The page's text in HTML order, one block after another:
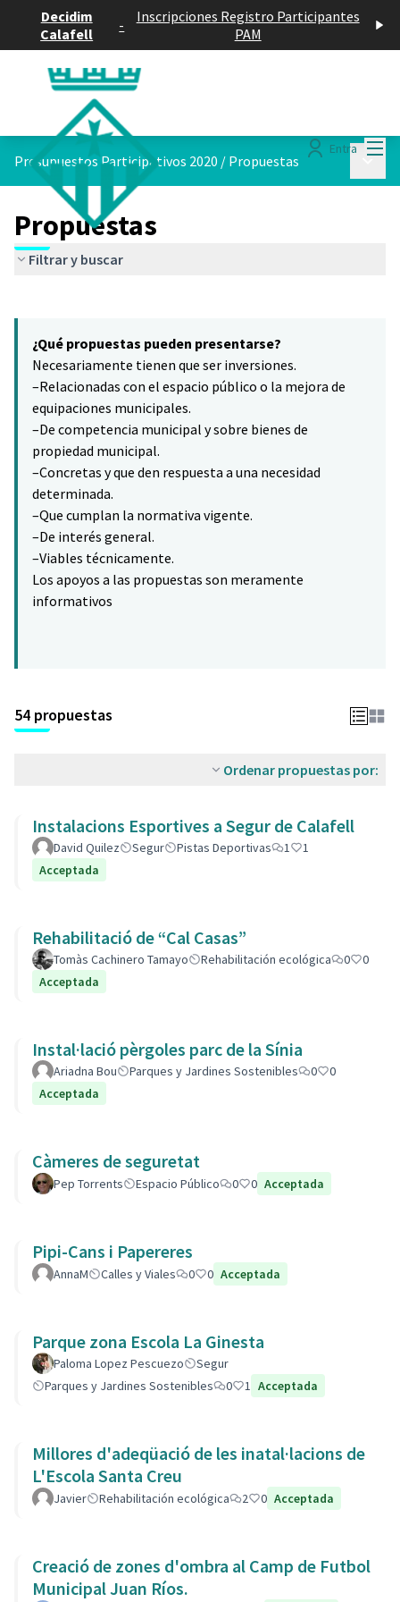
Decidim
Calafell
-
Inscripciones Registro Participantes
PAM
Entra
Presupuestos Participativos 2020 / Propuestas
Propuestas
Filtrar y buscar
−
¿Qué propuestas pueden presentarse?
Necesariamente tienen que ser inversiones.
–Relacionadas con el espacio público o la mejora de
equipaciones municipales.
–De competencia municipal y sobre bienes de
propiedad municipal.
–Concretas y que den respuesta a una necesidad
determinada.
–Que cumplan la normativa vigente.
–De interés general.
–Viables técnicamente.
Los apoyos a las propuestas son meramente
informativos
54 propuestas
Ordenar propuestas por:
Instalacions Esportives a Segur de Calafell
David Quilez Segur Pistas Deportivas 1
1
Acceptada
Rehabilitació de “Cal Casas”
Tomàs Cachinero Tamayo Rehabilitación ecológica 0
0
Acceptada
Instal·lació pèrgoles parc de la Sínia
Ariadna Bou Parques y Jardines Sostenibles 0
0
Acceptada
Càmeres de seguretat
Pep Torrents Espacio Público 0 0 Acceptada
Pipi-Cans i Papereres
AnnaM Calles y Viales 0 0 Acceptada
Parque zona Escola La Ginesta
Paloma Lopez Pescuezo
Segur
Parques y Jardines Sostenibles
0 1 Acceptada
Millores d'adeqüació de les inatal·lacions de
L'Escola Santa Creu
Javier Rehabilitación ecológica 2 0 Acceptada
Creació de zones d'ombra al Camp de Futbol
Municipal Juan Ríos.